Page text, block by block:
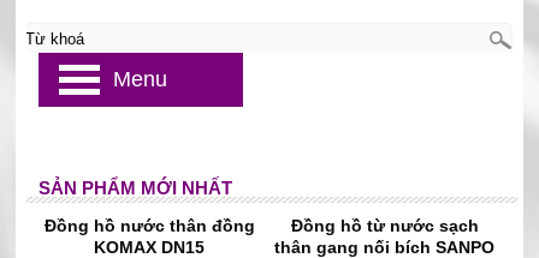
SẢN PHẨM MỚI NHẤT
Đồng hồ nước thân đồng
KOMAX DN15
Đồng hồ từ nước sạch
thân gang nối bích SANPO
Menu